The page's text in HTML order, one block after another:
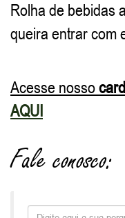
Rolha de bebidas
queira entrar com
Acesse nosso
AQUI
Fale conosco: